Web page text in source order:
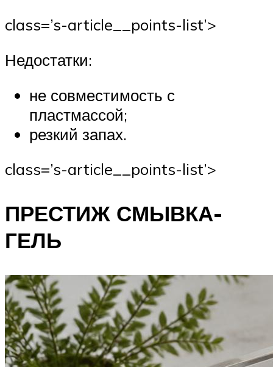
class=’s-article__points-list’>
Недостатки:
не совместимость с
пластмассой;
резкий запах.
class=’s-article__points-list’>
ПРЕСТИЖ СМЫВКА-
ГЕЛЬ